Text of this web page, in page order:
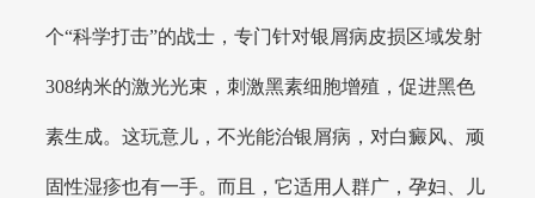
个“科学打击”的战士，专门针对银屑病皮损区域发射
308纳米的激光光束，刺激黑素细胞增殖，促进黑色
素生成。这玩意儿，不光能治银屑病，对白癜风、顽
固性湿疹也有一手。而且，它适用人群广，孕妇、儿